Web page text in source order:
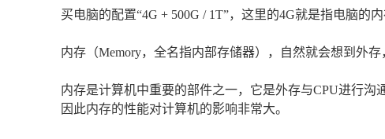
买电脑的配置“4G + 500G / 1T”，这里的4G就是指电脑的
内存（Memory，全名指内部存储器），自然就会想到外存
内存是计算机中重要的部件之一，它是外存与CPU进行沟
因此内存的性能对计算机的影响非常大。